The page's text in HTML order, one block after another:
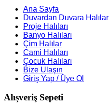
Ana Sayfa
Duvardan Duvara Halılar
Proje Halıları
Banyo Halıları
Çim Halılar
Cami Halıları
Çocuk Halıları
Bize Ulaşın
Giriş Yap / Üye Ol
Alışveriş Sepeti